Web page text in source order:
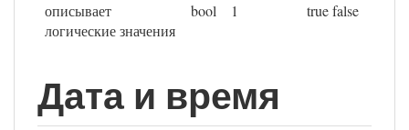
описывает
логические значения
bool 1 true false
Дата и время